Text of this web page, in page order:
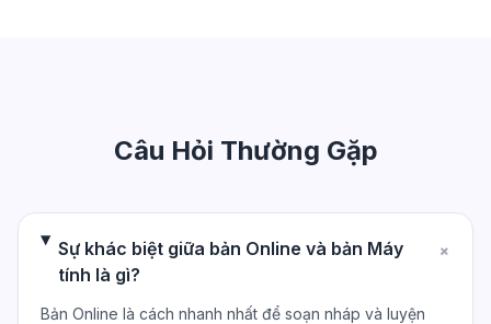
Câu Hỏi Thường Gặp
Sự khác biệt giữa bản Online và bản Máy
tính là gì?
+
Bản Online là cách nhanh nhất để soạn nháp và luyện